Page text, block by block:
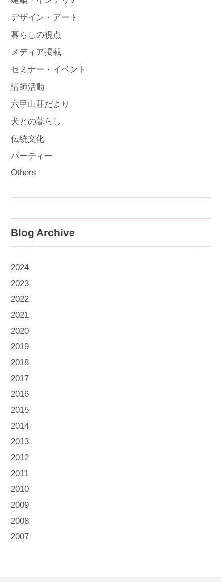
デザイン・アート
暮らしの視点
メディア掲載
セミナー・イベント
講師活動
六甲山荘だより
犬との暮らし
伝統文化
パーティー
Others
Blog Archive
2024
2023
2022
2021
2020
2019
2018
2017
2016
2015
2014
2013
2012
2011
2010
2009
2008
2007